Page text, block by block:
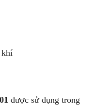
khí
được sử dụng trong